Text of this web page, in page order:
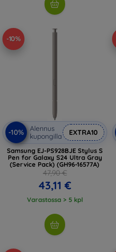
-10%
-10%
Alennus
kupongilla
EXTRA10
Samsung EJ-PS928BJE Stylus S
Pen for Galaxy S24 Ultra Gray
(Service Pack) (GH96-16577A)
47,90 €
43,11 €
Varastossa > 5 kpl